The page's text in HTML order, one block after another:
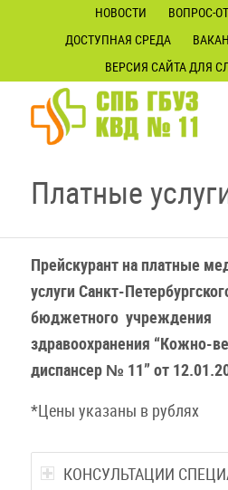
НОВОСТИ ВОПРОС-
ДОСТУПНАЯ СРЕДА
ВЕРСИЯ САЙТА ДЛЯ
Платные
Прейскурант на платные
услуги Санкт-
бюджетного учреждения
здравоохранения “Кожно-
диспансер № 11” от
*Цены указаны в рублях
КОНСУЛЬТАЦИИ